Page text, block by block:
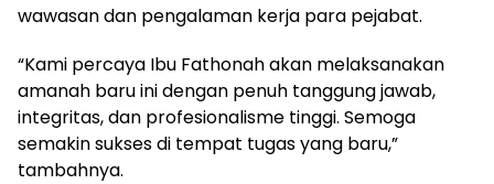
wawasan dan pengalaman kerja para pejabat.
“Kami percaya Ibu Fathonah akan melaksanakan
amanah baru ini dengan penuh tanggung jawab,
integritas, dan profesionalisme tinggi. Semoga
semakin sukses di tempat tugas yang baru,”
tambahnya.